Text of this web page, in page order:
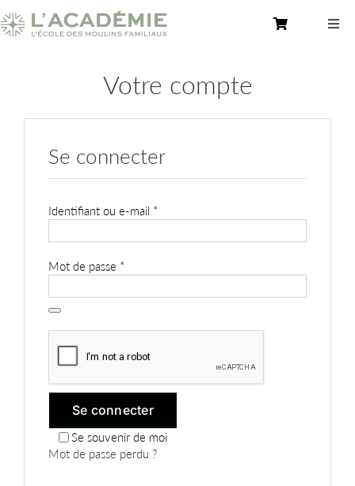
au
contenu
Nous contacter
Mon Compte
Rechercher:
Votre compte
Se connecter
Identifiant ou e-mail *Obligatoire
Mot de passe *Obligatoire
Se souvenir de moi
Se connecter
Mot de passe perdu ?